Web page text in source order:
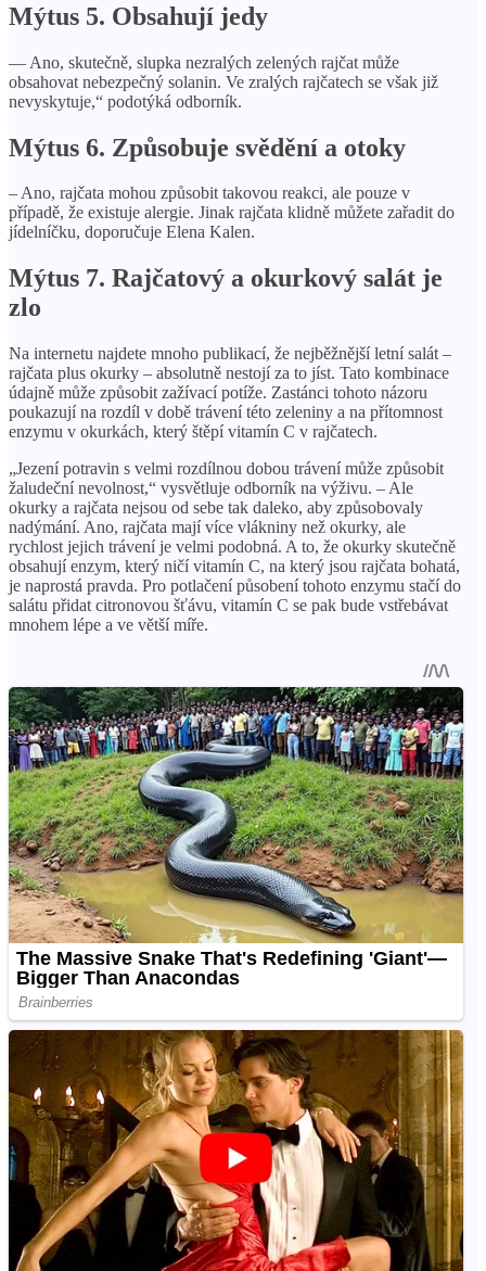
Mýtus 5. Obsahují jedy
— Ano, skutečně, slupka nezralých zelených rajčat může
obsahovat nebezpečný solanin. Ve zralých rajčatech se však již
nevyskytuje,“ podotýká odborník.
Mýtus 6. Způsobuje svědění a otoky
– Ano, rajčata mohou způsobit takovou reakci, ale pouze v
případě, že existuje alergie. Jinak rajčata klidně můžete zařadit do
jídelníčku, doporučuje Elena Kalen.
Mýtus 7. Rajčatový a okurkový salát je
zlo
Na internetu najdete mnoho publikací, že nejběžnější letní salát –
rajčata plus okurky – absolutně nestojí za to jíst. Tato kombinace
údajně může způsobit zažívací potíže. Zastánci tohoto názoru
poukazují na rozdíl v době trávení této zeleniny a na přítomnost
enzymu v okurkách, který štěpí vitamín C v rajčatech.
„Jezení potravin s velmi rozdílnou dobou trávení může způsobit
žaludeční nevolnost,“ vysvětluje odborník na výživu. – Ale
okurky a rajčata nejsou od sebe tak daleko, aby způsobovaly
nadýmání. Ano, rajčata mají více vlákniny než okurky, ale
rychlost jejich trávení je velmi podobná. A to, že okurky skutečně
obsahují enzym, který ničí vitamín C, na který jsou rajčata bohatá,
je naprostá pravda. Pro potlačení působení tohoto enzymu stačí do
salátu přidat citronovou šťávu, vitamín C se pak bude vstřebávat
mnohem lépe a ve větší míře.